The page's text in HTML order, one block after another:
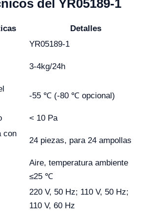
del YR05189-1
Detalles
YR05189-1
3-4kg/24h
-55 ℃ (-80 ℃ opcional)
< 10 Pa
con
24 piezas, para 24 ampollas
Aire, temperatura ambiente
≤25 ℃
220 V, 50 Hz; 110 V, 50 Hz;
110 V, 60 Hz